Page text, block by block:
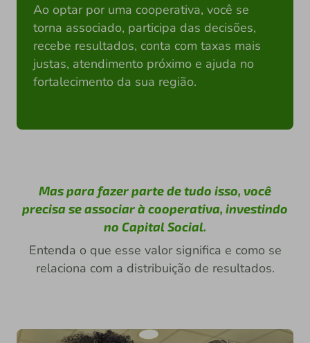
Ao optar por uma cooperativa, você se
torna associado, participa das decisões,
recebe resultados, conta com taxas mais
justas, atendimento próximo e ajuda no
fortalecimento da sua região.
Mas para fazer parte de tudo isso, você
precisa se associar à cooperativa, investindo
no Capital Social.
Entenda o que esse valor significa e como se
relaciona com a distribuição de resultados.